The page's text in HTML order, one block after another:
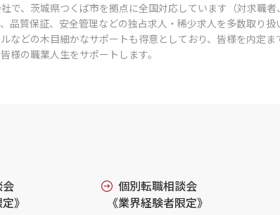
で、茨城県つくば市を拠点に全国対応しています（対求職
品質保証、安全管理などの独占求人・稀少求人を多数取り
などの木目細かなサポートも得意としており、皆様を内定
様の職業人生をサポートします。
》
個別転職相談会
《業界経験者限定》